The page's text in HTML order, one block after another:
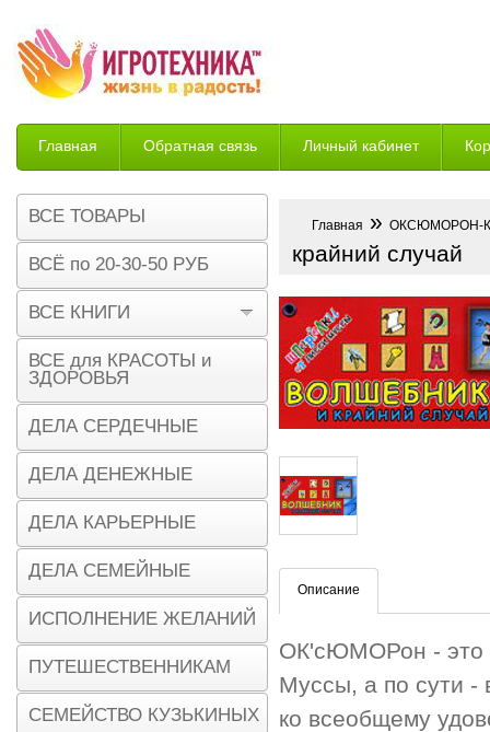
Главная Обратная связь Личный кабинет
Возврат
Главная » ОКСЮМОРОН-
крайний случай
Описание
ОК'сЮМОРон - это
Муссы, а по сути -
ко всеобщему
ВСЕ ТОВАРЫ
ВСЁ по 20-30-50 РУБ
ВСЕ КНИГИ
ВСЕ для КРАСОТЫ и
ЗДОРОВЬЯ
ДЕЛА СЕРДЕЧНЫЕ
ДЕЛА ДЕНЕЖНЫЕ
ДЕЛА КАРЬЕРНЫЕ
ДЕЛА СЕМЕЙНЫЕ
ИСПОЛНЕНИЕ ЖЕЛАНИЙ
ПУТЕШЕСТВЕННИКАМ
СЕМЕЙСТВО КУЗЬКИНЫХ